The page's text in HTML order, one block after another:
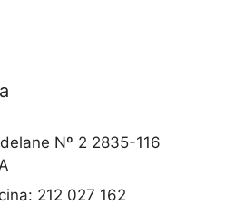
Nº 2 2835-116
212 027 162